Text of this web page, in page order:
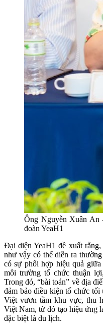
Ông Nguyễn Xuân An
đoàn YeaH1
Đại diện YeaH1 đề xuất
như vậy có thể diễn ra
có sự phối hợp hiệu quả
môi trường tổ chức thuận
Trong đó, “bài toán” về địa
đảm bảo điều kiện tổ chức
Việt vươn tầm khu vực, thu
Việt Nam, từ đó tạo hiệu ứng
đặc biệt là du lịch.